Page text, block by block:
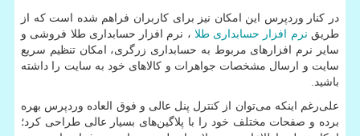
در کنار وردپرس این امکان نیز برای کاربران فراهم شده است که از
طریق نرم افزار حسابداری طلا ، نرم افزار حسابداری طلا فروشی و
سایر نرم افزارهای مربوط به حسابداری زرگری، امکان تنظیم سریع
سایت و ارسال مشخصات جواهرات و کالاهای خود به سایت را داشته
باشید.
علی‌رغم اینکه می‌توان از کنترل پنل عالی و فوق العاده وردپرس بهره
برده و صفحات مختلف خود را با پلاگین‌های بسیار عالی طراحی کرد؛